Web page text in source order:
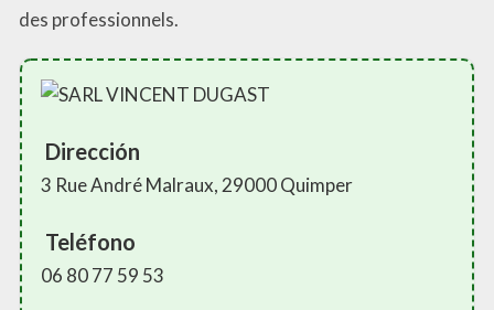
des professionnels.
Dirección
3 Rue André Malraux, 29000 Quimper
Teléfono
06 80 77 59 53